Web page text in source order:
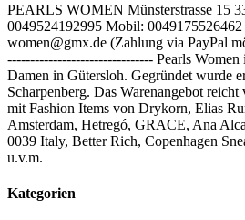
PEARLS WOMEN Münsterstrasse 15
0049524192995 Mobil:
women@gmx.de (Zahlung via PayPal
-------------------------------- Pearls Women
Damen in Gütersloh. Gegründet wurde
Scharpenberg. Das Warenangebot
mit Fashion Items von Drykorn, Elias
Amsterdam, Hetregó, GRACE, Ana
0039 Italy, Better Rich, Copenhagen
u.v.m.
Kategorien